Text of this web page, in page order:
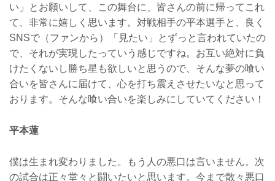
い」とお願いして、この舞台に、皆さんの前に帰ってこれ
て、非常に嬉しく思います。対戦相手の平本選手と、良く
SNSで（ファンから）「見たい」とずっと言われていたの
で、それが実現したっていう感じですね。お互い絶対に負
けたくないし勝ち星も欲しいと思うので、そんな夢の喰い
合いを皆さんに届けて、心を打ち震えさせたいなと思って
おります。そんな喰い合いを楽しみにしていてください！
平本蓮
僕は生まれ変わりました。もう人の悪口は言いません。次
の試合は正々堂々と闘いたいと思います。今まで散々悪口